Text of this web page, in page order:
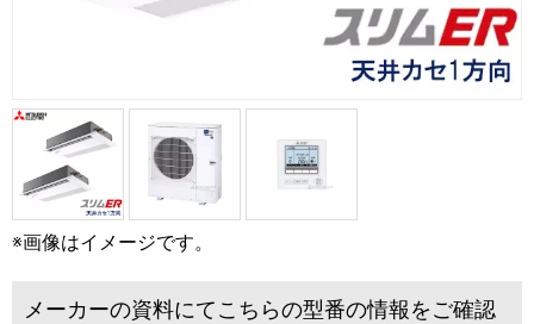
※画像はイメージです。
メーカーの資料にてこちらの型番の情報をご確認